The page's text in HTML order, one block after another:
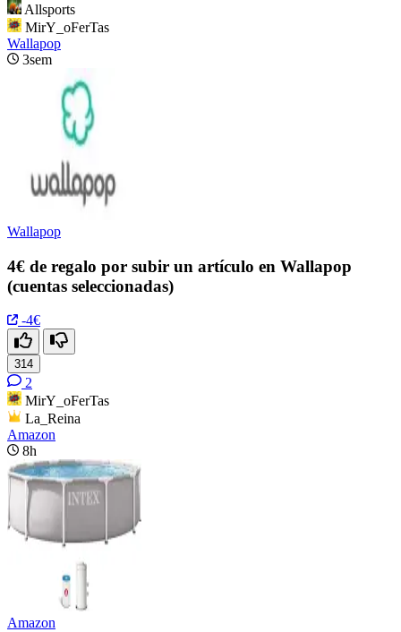
Allsports
MirY_oFerTas
Wallapop
3sem
Wallapop
4€ de regalo por subir un artículo en Wallapop
(cuentas seleccionadas)
-4€
314
2
MirY_oFerTas
La_Reina
Amazon
8h
Amazon